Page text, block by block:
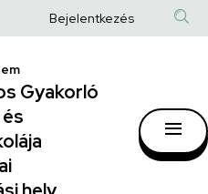
Anonim
fiók
Bejelentkezés
Gyakorló